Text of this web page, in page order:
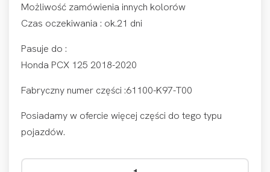
Możliwość zamówienia innych kolorów
Czas oczekiwania : ok.21 dni
Pasuje do :
Honda PCX 125 2018-2020
Fabryczny numer części :61100-K97-T00
Posiadamy w ofercie więcej części do tego typu
pojazdów.